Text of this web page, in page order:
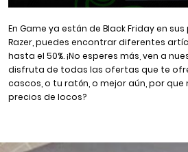
En Game ya están de Black Friday en
Razer, puedes encontrar diferentes
hasta el 50%. ¡No esperes más, ven a
disfruta de todas las ofertas que te
cascos, o tu ratón, o mejor aún, por
precios de locos?